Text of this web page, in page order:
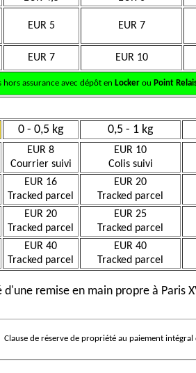
EUR 5 EUR 7
EUR 7 EUR 10
hors assurance avec dépôt en Lockerou Point
0 - 0,5 kg 0,5 - 1 kg
EUR 8
Courrier suivi
EUR 10
Colis suivi
EUR 16
Tracked parcel
EUR 20
Tracked parcel
EUR 20
Tracked parcel
EUR 25
Tracked parcel
EUR 40
Tracked parcel
EUR 40
Tracked parcel
d'une remise en main propre à Paris
Clause de réserve de propriété au paiement